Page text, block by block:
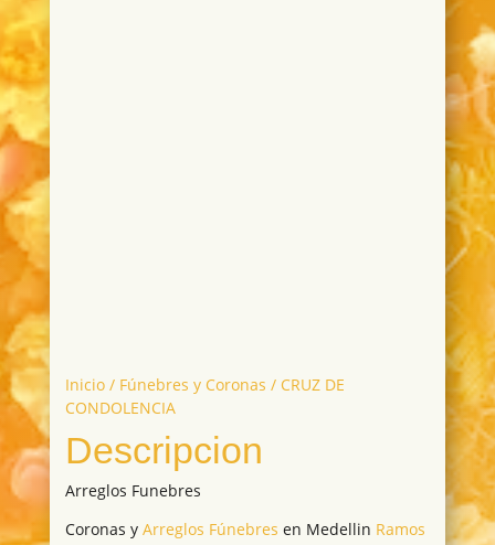
Inicio/ Fúnebres y Coronas / CRUZ DE
CONDOLENCIA
Descripcion
Arreglos Funebres
Coronas y Arreglos Fúnebres en Medellin Ramos